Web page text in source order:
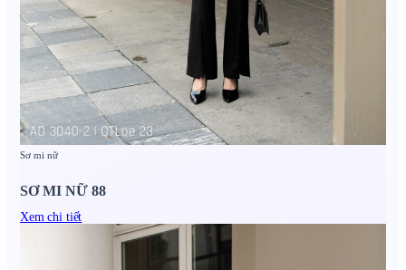
Sơ mi nữ
SƠ MI NỮ 88
Xem chi tiết